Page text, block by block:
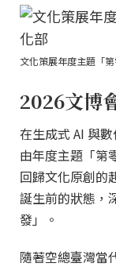
文化策展年度主題「
2026文博
在生成式 AI 與
由年度主題「第
回歸文化原創的
誕生前的狀態，
發」。
隨著空總臺灣當